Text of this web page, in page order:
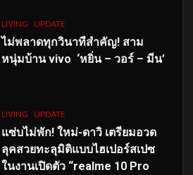
LIVING UPDATE
ไม่พลาดทุกวินาทีสำคัญ! สาม
หนุ่มบ้าน vivo ‘หยิ่น – วอร์ – มีน’
LIVING UPDATE
แซ่บไม่พัก! ใหม่-ดาวิ เตรียมอวด
ลุคสวยทะลุมิติแบบไฮเปอร์สเปซ
ในงานเปิดตัว “realme 10 Pro